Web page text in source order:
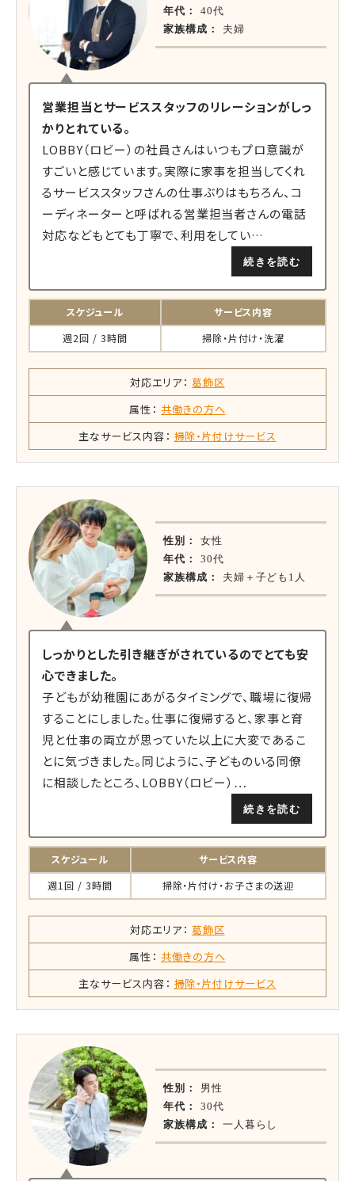
年代：
40代
家族構成：
夫婦
営業担当とサービススタッフのリレーションがしっ
かりとれている。
LOBBY（ロビー）の社員さんはいつもプロ意識が
すごいと感じています。実際に家事を担当してくれ
るサービススタッフさんの仕事ぶりはもちろん、コ
ーディネーターと呼ばれる営業担当者さんの電話
対応などもとても丁寧で、利用をしてい…
続きを読む
スケジュール
サービス内容
週2回 / 3時間
掃除・片付け・洗濯
対応エリア： 葛飾区
属性： 共働きの方へ
主なサービス内容： 掃除・片付けサービス
性別：
女性
年代：
30代
家族構成：
夫婦＋子ども1人
しっかりとした引き継ぎがされているのでとても安
心できました。
子どもが幼稚園にあがるタイミングで、職場に復帰
することにしました。仕事に復帰すると、家事と育
児と仕事の両立が思っていた以上に大変であるこ
とに気づきました。同じように、子どものいる同僚
に相談したところ、LOBBY（ロビー）…
続きを読む
スケジュール
サービス内容
週1回 / 3時間
掃除・片付け・お子さまの送迎
対応エリア： 葛飾区
属性： 共働きの方へ
主なサービス内容： 掃除・片付けサービス
性別：
男性
年代：
30代
家族構成：
一人暮らし